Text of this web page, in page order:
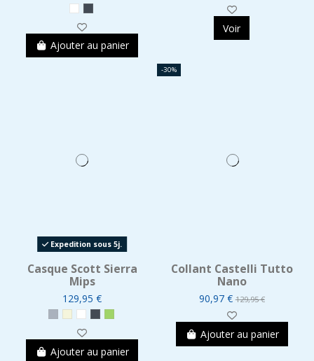
Ajouter au panier
Voir
Expedition sous 5j.
Casque Scott Sierra
Mips
129,95 €
Ajouter au panier
-30%
Collant Castelli Tutto
Nano
90,97 €129,95 €
Ajouter au panier